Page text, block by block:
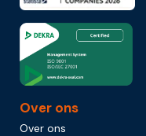
Over ons
Over ons